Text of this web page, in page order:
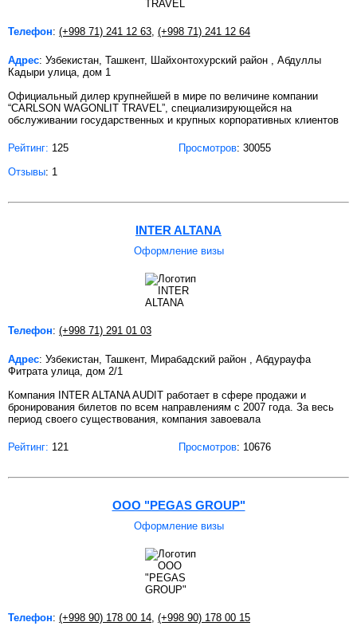
Телефон: (+998 71) 241 12 63 (+998 71) 241 12 64
Адрес: Узбекистан, Ташкент, Шайхонтохурский район , Абдуллы
Кадыри улица, дом 1
Официальный дилер крупнейшей в мире по величине компании
“CARLSON WAGONLIT TRAVEL”, специализирующейся на
обслуживании государственных и крупных корпоративных клиентов
Рейтинг: 125 Просмотров: 30055
Отзывы: 1
INTER ALTANA
Оформление визы
Телефон: (+998 71) 291 01 03
Адрес: Узбекистан, Ташкент, Мирабадский район , Абдурауфа
Фитрата улица, дом 2/1
Компания INTER ALTANA AUDIT работает в сфере продажи и
бронирования билетов по всем направлениям с 2007 года. За весь
период своего существования, компания завоевала
Рейтинг: 121 Просмотров: 10676
ООО "PEGAS GROUP"
Оформление визы
Телефон: (+998 90) 178 00 14 (+998 90) 178 00 15